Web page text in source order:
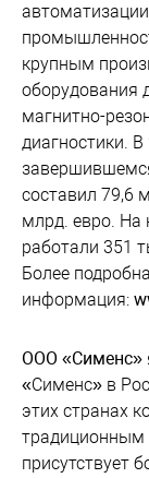
крупным
оборудования
магнитно-
диагностики.
составил 79,6
млрд. евро. На
работали 351
Более
информация:
ООО «Сименс»
«Сименс» в
этих странах
традиционным
присутствует